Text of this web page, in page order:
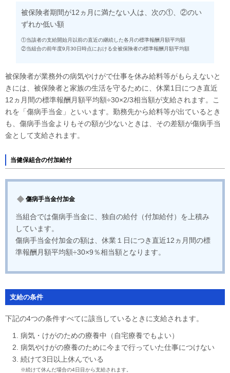
被保険者期間が12ヵ月に満たない人は、次の①、②のい
ずれか低い額
①当該者の支給開始月以前の直近の継続した各月の標準報酬月額平均額
②当組合の前年度9月30日時点における全被保険者の標準報酬月額平均額
被保険者が業務外の病気やけがで仕事を休み給料等がもらえないと
きには、被保険者と家族の生活を守るために、休業1日につき直近
12ヵ月間の標準報酬月額平均額÷30×2/3相当額が支給されます。こ
れを「傷病手当金」といいます。勤務先から給料等が出ているとき
も、傷病手当金よりもその額が少ないときは、その差額が傷病手当
金として支給されます。
当健保組合の付加給付
傷病手当金付加金
当組合では傷病手当金に、独自の給付（付加給付）を上積み
しています。
傷病手当金付加金の額は、休業１日につき直近12ヵ月間の標
準報酬月額平均額÷30×9％相当額となります。
支給の条件
下記の4つの条件すべてに該当しているときに支給されます。
病気・けがのための療養中（自宅療養でもよい）
病気やけがの療養のために今まで行っていた仕事につけない
続けて3日以上休んでいる
※続けて休んだ場合の4日目から支給されます。